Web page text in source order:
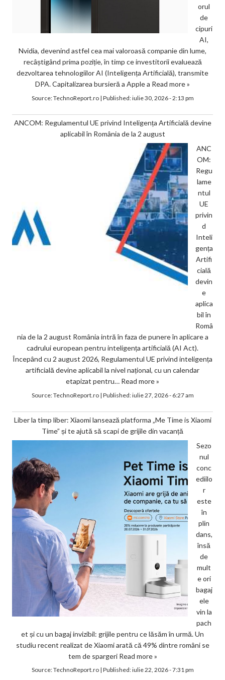
orul
de
cipuri
AI,
Nvidia, devenind astfel cea mai valoroasă companie din lume,
recâștigând prima poziție, în timp ce investitorii evaluează
dezvoltarea tehnologiilor AI (Inteligența Artificială), transmite
DPA. Capitalizarea bursieră a Apple a Read more »
Source:TechnoReport.ro| Published:iulie 30, 2026 - 2:13 pm
ANCOM: Regulamentul UE privind Inteligența Artificială devine
aplicabil în România de la 2 august
ANC
OM:
Regu
lame
ntul
UE
privin
d
Inteli
gența
Artifi
cială
devin
e
aplica
bil în
Româ
nia de la 2 august România intră în faza de punere în aplicare a
cadrului european pentru inteligența artificială (AI Act).
Începând cu 2 august 2026, Regulamentul UE privind inteligența
artificială devine aplicabil la nivel național, cu un calendar
etapizat pentru… Read more »
Source:TechnoReport.ro| Published:iulie 27, 2026 - 6:27 am
Liber la timp liber: Xiaomi lansează platforma „Me Time is Xiaomi
Time” și te ajută să scapi de grijile din vacanță
Sezo
nul
conc
ediilo
r
este
în
plin
dans,
însă
de
mult
e ori
bagaj
ele
vin la
pach
et și cu un bagaj invizibil: grijile pentru ce lăsăm în urmă. Un
studiu recent realizat de Xiaomi arată că 49% dintre români se
tem de spargeri Read more »
Source:TechnoReport.ro| Published:iulie 22, 2026 - 7:31 pm